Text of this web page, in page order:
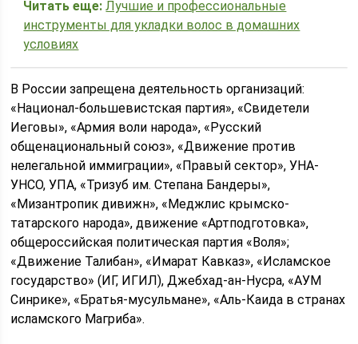
Читать еще: Лучшие и профессиональные
инструменты для укладки волос в домашних
условиях
В России запрещена деятельность организаций:
«Национал-большевистская партия», «Свидетели
Иеговы», «Армия воли народа», «Русский
общенациональный союз», «Движение против
нелегальной иммиграции», «Правый сектор», УНА-
УНСО, УПА, «Тризуб им. Степана Бандеры»,
«Мизантропик дивижн», «Меджлис крымско-
татарского народа», движение «Артподготовка»,
общероссийская политическая партия «Воля»;
«Движение Талибан», «Имарат Кавказ», «Исламское
государство» (ИГ, ИГИЛ), Джебхад-ан-Нусра, «АУМ
Синрике», «Братья-мусульмане», «Аль-Каида в странах
исламского Магриба».